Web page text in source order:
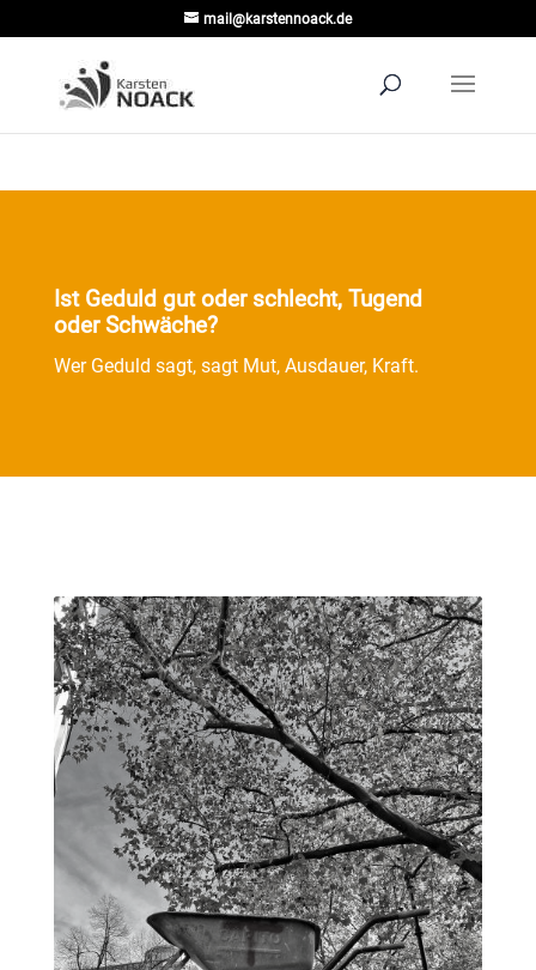
mail@karstennoack.de
Ist Geduld gut oder schlecht, Tugend
oder Schwäche?
Wer Geduld sagt, sagt Mut, Ausdauer, Kraft.